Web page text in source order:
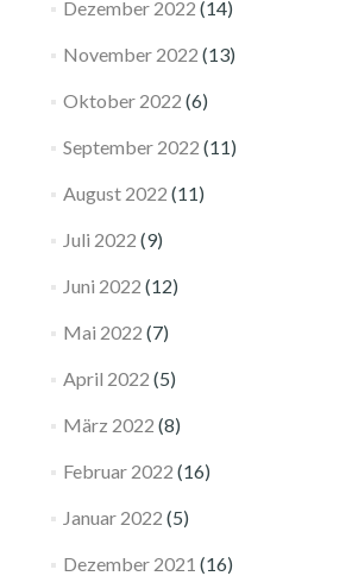
Dezember 2022 (14)
November 2022 (13)
Oktober 2022 (6)
September 2022 (11)
August 2022 (11)
Juli 2022 (9)
Juni 2022 (12)
Mai 2022 (7)
April 2022 (5)
März 2022 (8)
Februar 2022 (16)
Januar 2022 (5)
Dezember 2021 (16)